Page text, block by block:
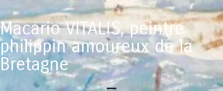
Aller
au
contenu
Macario VITALIS, peintre
philippin amoureux de la
Bretagne